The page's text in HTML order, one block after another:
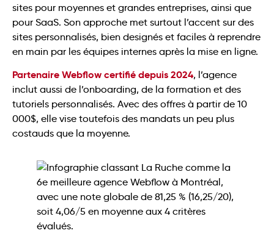
sites pour moyennes et grandes entreprises, ainsi que
pour SaaS. Son approche met surtout l’accent sur des
sites personnalisés, bien designés et faciles à reprendre
en main par les équipes internes après la mise en ligne.
Partenaire Webflow certifié depuis 2024, l’agence
inclut aussi de l’onboarding, de la formation et des
tutoriels personnalisés. Avec des offres à partir de 10
000$, elle vise toutefois des mandats un peu plus
costauds que la moyenne.